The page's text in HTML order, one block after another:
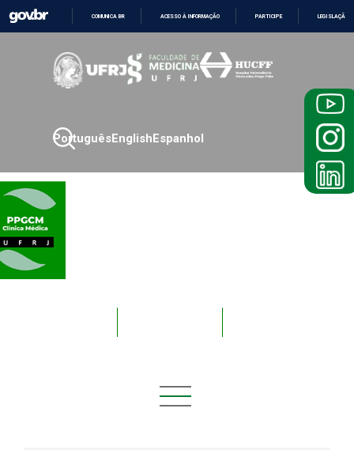
O
CONTEÚDO
COMUNICA BR ACESSO À INFORMAÇÃO PARTICIPE LEGISLAÇÃO
PortuguêsEnglishEspanhol